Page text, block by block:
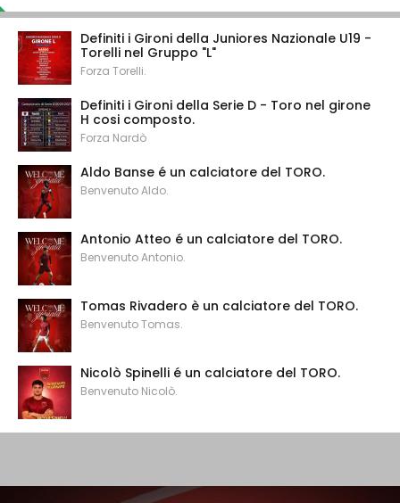
Definiti i Gironi della Juniores Nazionale U19 -
Torelli nel Gruppo "L"
Forza Torelli.
Definiti i Gironi della Serie D - Toro nel girone
H cosi composto.
Forza Nardò
Aldo Banse é un calciatore del TORO.
Benvenuto Aldo.
Antonio Atteo é un calciatore del TORO.
Benvenuto Antonio.
Tomas Rivadero è un calciatore del TORO.
Benvenuto Tomas.
Nicolò Spinelli é un calciatore del TORO.
Benvenuto Nicolò.